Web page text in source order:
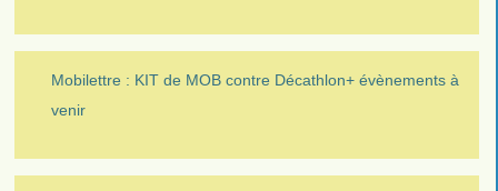
Mobilettre : KIT de MOB contre Décathlon+ évènements à
venir